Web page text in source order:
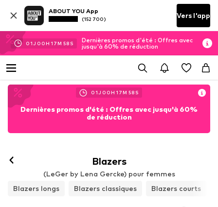
ABOUT YOU App
(152 700) Vers l'app
01J 00H 17M 56 S
Dernières promos d'été : Offres avec
jusqu'à 60% de réduction
01J 00H 17M 56 S
Dernières promos d'été : Offres avec jusqu'à 60%
de réduction
Blazers
(LeGer by Lena Gercke) pour femmes
Blazers longs
Blazers classiques Blazers courts